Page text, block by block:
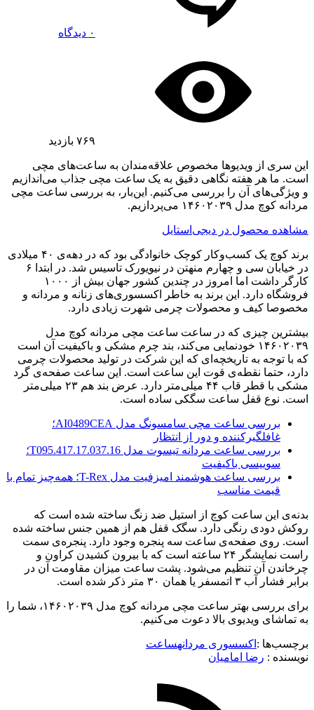
۰ دیدگاه
۷۶۹ بازدید
این سری از ویدیوها مخصوص علاقه‌مندان به ساعت‌های مچی
است. ما هر هفته نگاهی دقیق به یک ساعت مچی جذاب می‌اندازیم
و ویژگی‌های آن را بررسی می‌کنیم. این‌بار، به بررسی ساعت مچی
مردانه کوچ مدل ۱۴۶۰۲۰۳۹ می‌پردازیم.
مشاهده محصول در دیجی‌استایل
برند کوچ یک کسب‌وکار کوچک خانوادگی بود که در دهه‌ی ۴۰ میلادی
در خیابان سی و چهارم منهتن در نیویورک تاسیس شد. در ابتدا ۶
کارگر داشت اما امروز در چندین کشور جهان بیش از ۱۰۰۰
فروشگاه دارد. این برند به خاطر اکسسوری‌های زنانه و مردانه و
مخصوصا کیف و محصولات چرمی شهرت زیادی دارد.
بیشترین چیزی که در ساعت ساعت مچی مردانه کوچ مدل
۱۴۶۰۲۰۳۹ خودنمایی می‌کند، بند چرم مشکی و باکیفیت آن است
که با توجه به تاریخچه‌ای که این شرکت در تولید محصولات چرمی
دارد، حتما نقطه‌ی قوت این ساعت است. این ساعت صفحه‌ی گرد
مشکی با قطر قاب ۴۴ میلی‌متر دارد. عرض بند هم ۲۳ میلی‌متر
است. نوع قفل ساعت سگکی ساده است.
بررسی ساعت مچی سامسونگ مدل AI0489CEA؛
غافلگیرکننده و دور از انتظار
بررسی ساعت مردانه تیسوت مدل T095.417.17.037.16؛
سوییسی باکیفیت
بررسی ساعت هوشمند امیزفیت مدل T-Rex؛ همه‌چیز تمام با
قیمت مناسب
بدنه‌ی این ساعت کوچ از استیل ضد زنگ ساخته شده است که
روکش دودی رنگی دارد. سگک قفل هم از همین جنس ساخته شده
است. روی صفحه‌ی ساعت سه پنجره وجود دارد. پنجره‌ی سمت
راست نمایشگر ۲۴ ساعته است که با بیرون کشیدن کراون و
چرخاندن آن تنظیم می‌شود. پشت ساعت میزان مقاومت آن در
برابر فشار آب ۳ اتمسفر یا همان ۳۰ متر ذکر شده است.
برای بررسی بهتر ساعت مچی مردانه کوچ مدل ۱۴۶۰۲۰۳۹، شما را
به تماشای ویدیوی بالا دعوت می‌کنیم.
برچسب‌ها : اکسسوری مردانهساعت
نویسنده :‌ رضا امامیان